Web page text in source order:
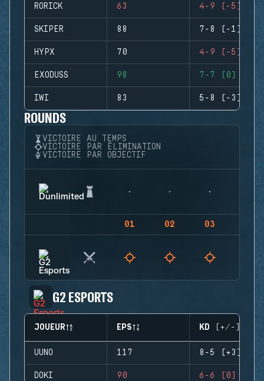
RORICK 63 4-9 (-5)
SKIPER 88 7-8 (-1)
HYPX 70 4-9 (-5)
EXODUSS 98 7-7 (0)
IWI 83 5-8 (-3)
ROUNDS
VICTOIRE AU TEMPS
VICTOIRE PAR ÉLIMINATION
VICTOIRE PAR OBJECTIF
01 02 03
G2 ESPORTS
JOUEUR EPS KD (+/-)
UUNO 117 8-5 (+3)
DOKI 90 6-6 (0)